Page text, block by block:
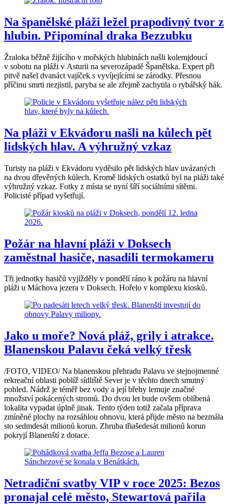
Na španělské pláži ležel prapodivný tvor z
hlubin. Připomínal draka Bezzubku
Žraloka běžně žijícího v mořských hlubinách našli kolemjdoucí
v sobotu na pláži v Asturii na severozápadě Španělska. Expert při
pitvě našel dvanáct vajíček s vyvíjejícími se zárodky. Přesnou
příčinu smrti nezjistil, paryba se ale zřejmě zachytila o rybářský hák.
Na pláži v Ekvádoru našli na kůlech pět
lidských hlav. A výhružný vzkaz
Turisty na pláži v Ekvádoru vyděsilo pět lidských hlav uvázaných
na dvou dřevěných kůlech. Kromě lidských ostatků byl na pláži také
výhružný vzkaz. Fotky z místa se nyní šíří sociálními sítěmi.
Policisté případ vyšetřují.
Požár na hlavní pláži v Doksech
zaměstnal hasiče, nasadili termokameru
Tři jednotky hasičů vyjížděly v pondělí ráno k požáru na hlavní
pláži u Máchova jezera v Doksech. Hořelo v komplexu kiosků.
Jako u moře? Nová pláž, grily i atrakce.
Blanenskou Palavu čeká velký třesk
/FOTO, VIDEO/ Na blanenskou přehradu Palavu ve stejnojmenné
rekreační oblasti poblíž sídliště Sever je v těchto dnech smutný
pohled. Nádrž je téměř bez vody a její břehy lemuje značné
množství pokácených stromů. Do dvou let bude ovšem oblíbená
lokalita vypadat úplně jinak. Tento týden totiž začala příprava
zmíněné plochy na rozsáhlou obnovu, která přijde město na bezmála
sto sedmdesát milionů korun. Zhruba třiašedesát milionů korun
pokryjí Blanenští z dotace.
Netradiční svatby VIP v roce 2025: Bezos
pronajal celé město, Stewartová pařila